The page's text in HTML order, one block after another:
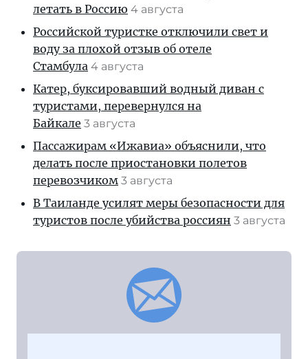
летать в Россию 4 августа
Российской туристке отключили свет и
воду за плохой отзыв об отеле
Стамбула 4 августа
Катер, буксировавший водный диван с
туристами, перевернулся на
Байкале 3 августа
Пассажирам «Ижавиа» объяснили, что
делать после приостановки полетов
перевозчиком 3 августа
В Таиланде усилят меры безопасности для
туристов после убийства россиян 3 августа